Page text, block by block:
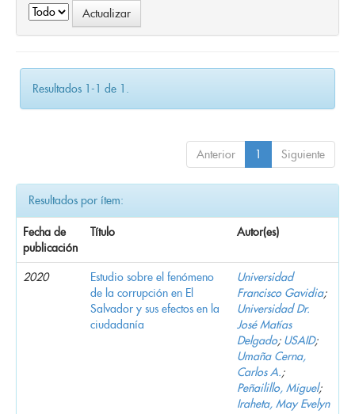
Resultados 1-1 de 1.
Anterior 1 Siguiente
Resultados por ítem:
Fecha de
publicación
Título Autor(es)
2020
Estudio sobre el fenómeno
de la corrupción en El
Salvador y sus efectos en la
ciudadanía
Universidad
Francisco Gavidia;
Universidad Dr.
José Matías
Delgado; USAID;
Umaña Cerna,
Carlos A.;
Peñailillo, Miguel;
Iraheta, May Evelyn